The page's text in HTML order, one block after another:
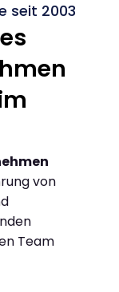
seit 2003
von
Team